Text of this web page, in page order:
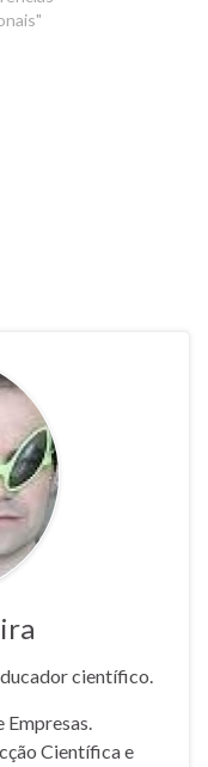
científico.
Empresas.
Científica e